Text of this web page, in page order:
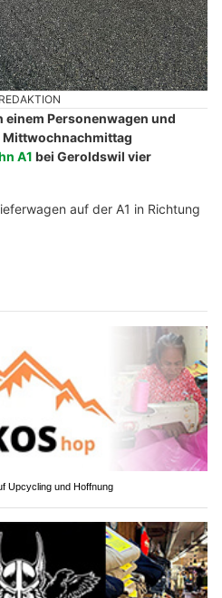
Personenwagen und
Mittwochnachmittag
A1 bei Geroldswil vier
auf der A1 in Richtung
Upcycling und Hoffnung